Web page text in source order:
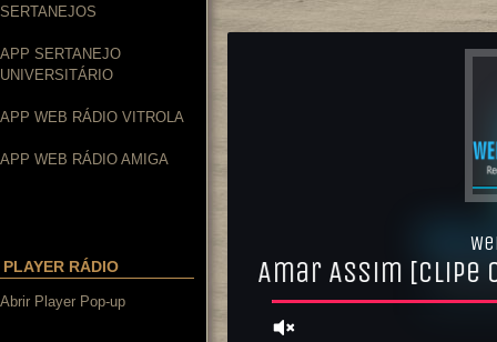
SERTANEJOS
APP SERTANEJO
UNIVERSITÁRIO
APP WEB RÁDIO VITROLA
APP WEB RÁDIO AMIGA
PLAYER RÁDIO
Abrir Player Pop-up